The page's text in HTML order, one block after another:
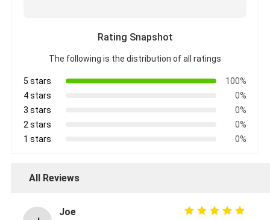
Rating Snapshot
The following is the distribution of all ratings
5 stars
100%
4 stars
0%
3 stars
0%
2 stars
0%
1 stars
0%
All Reviews
Joe